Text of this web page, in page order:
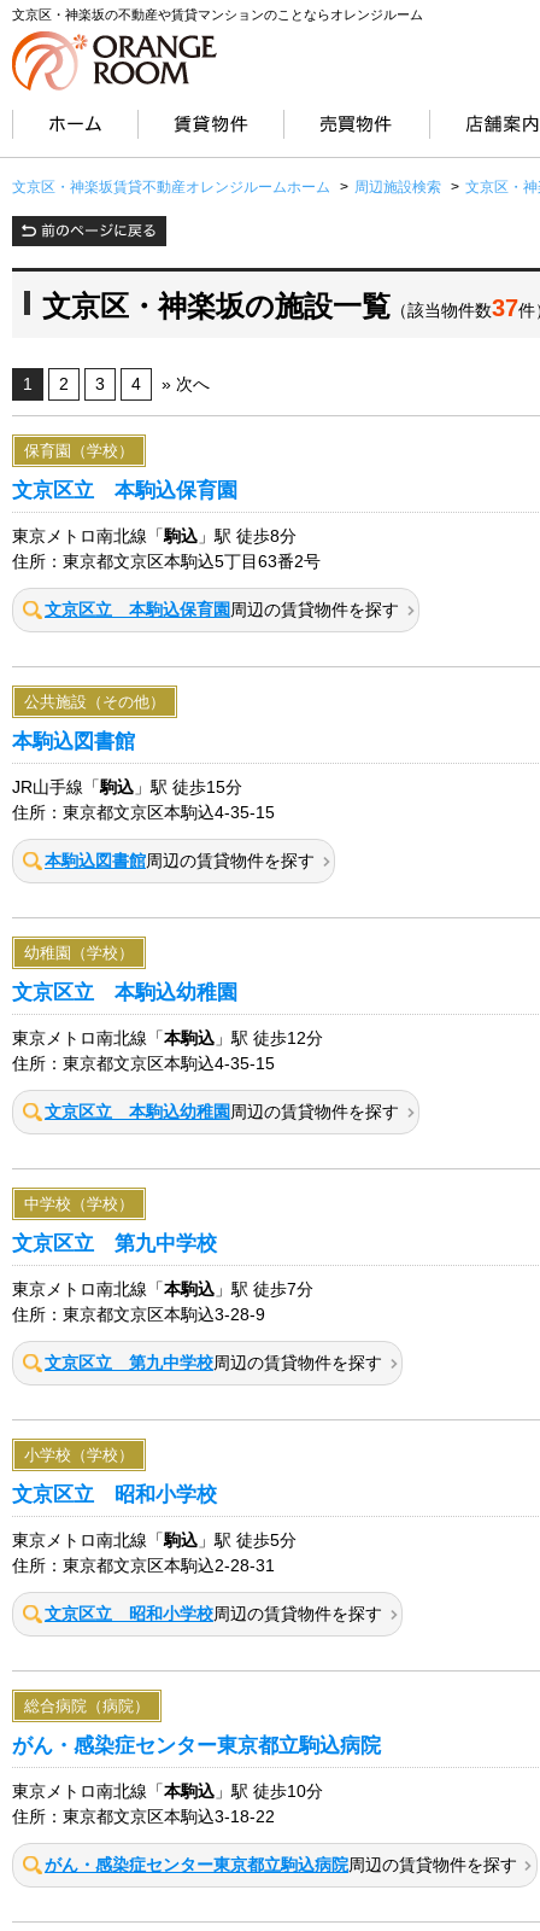
文京区・神楽坂の不動産や賃貸マンションのことならオレンジルーム
文京区・神楽坂賃貸不動産オレンジルームホーム > 周辺施設検索 > 文京区・
文京区・神楽坂の施設一覧 （該当物件数37件
1 2 3 4 » 次へ
保育園（学校）
文京区立 本駒込保育園
東京メトロ南北線「駒込 」駅 徒歩8分
住所：東京都文京区本駒込5丁目63番2号
文京区立 本駒込保育園 周辺の賃貸物件を探す
公共施設（その他）
本駒込図書館
JR山手線「駒込 」駅 徒歩15分
住所：東京都文京区本駒込4-35-15
本駒込図書館周辺の賃貸物件を探す
幼稚園（学校）
文京区立 本駒込幼稚園
東京メトロ南北線「 本駒込 」駅 徒歩12分
住所：東京都文京区本駒込4-35-15
文京区立 本駒込幼稚園 周辺の賃貸物件を探す
中学校（学校）
文京区立 第九中学校
東京メトロ南北線「 本駒込 」駅 徒歩7分
住所：東京都文京区本駒込3-28-9
文京区立 第九中学校周辺の賃貸物件を探す
小学校（学校）
文京区立 昭和小学校
東京メトロ南北線「駒込 」駅 徒歩5分
住所：東京都文京区本駒込2-28-31
文京区立 昭和小学校周辺の賃貸物件を探す
総合病院（病院）
がん・感染症センター東京都立駒込病院
東京メトロ南北線「 本駒込 」駅 徒歩10分
住所：東京都文京区本駒込3-18-22
がん・感染症センター東京都立駒込病院周辺の賃貸物件を探す